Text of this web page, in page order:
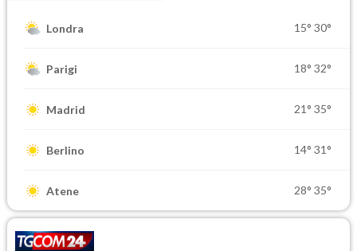
Londra 15° 30°
Parigi 18° 32°
Madrid 21° 35°
Berlino 14° 31°
Atene 28° 35°